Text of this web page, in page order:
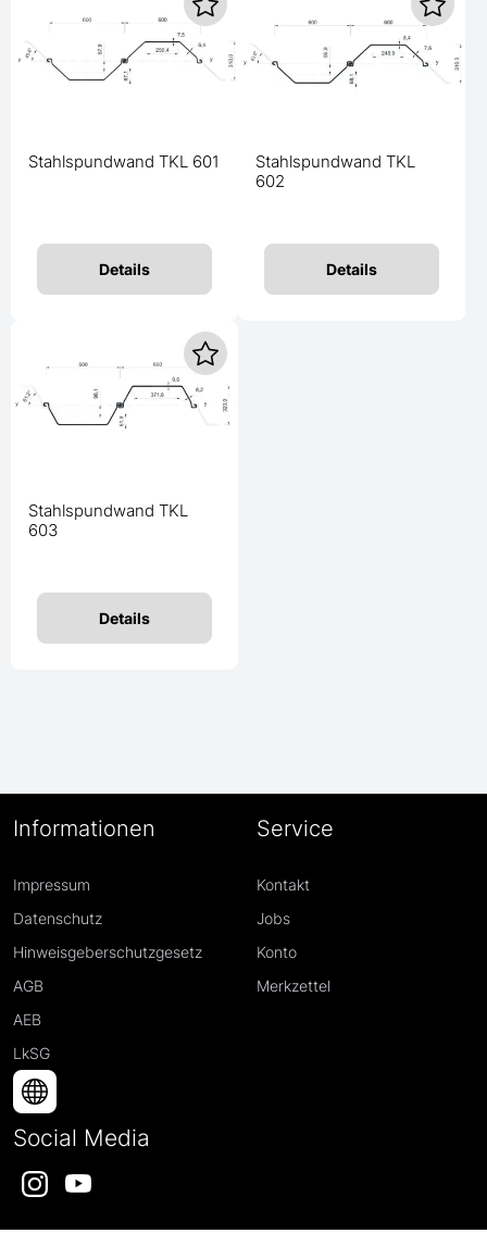
Stahlspundwand TKL 601
Details
Stahlspundwand TKL
602
Details
Stahlspundwand TKL
603
Details
Informationen
Impressum
Datenschutz
Hinweisgeberschutzgesetz
AGB
AEB
LkSG
Service
Kontakt
Jobs
Konto
Merkzettel
Social Media
InstagramYouTube